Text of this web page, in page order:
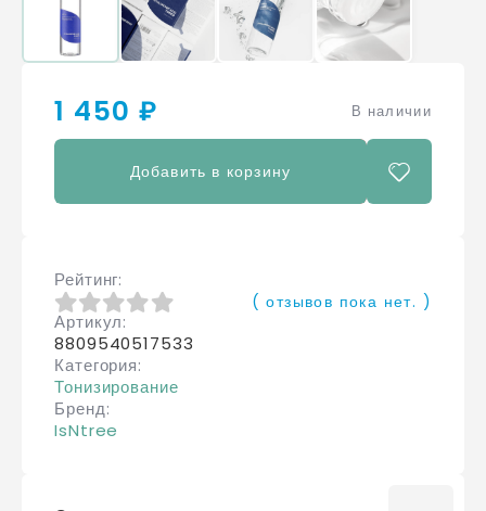
1 450 ₽ В наличии
Добавить в корзину
Рейтинг
0из 5
( отзывов пока нет. )
Артикул
8809540517533
Категория
Тонизирование
Бренд
IsNtree